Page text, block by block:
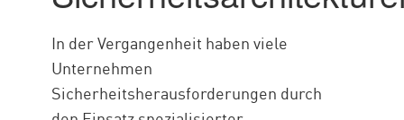
In der Vergangenheit haben viele
Unternehmen
Sicherheitsherausforderungen durch